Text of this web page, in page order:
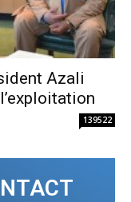
Azali
139522